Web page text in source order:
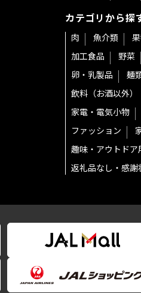
カテゴリから探
肉 魚介類
加工食品
野菜
卵・乳製品
麺
飲料（お酒以外）
家電・電気小物
ファッション
趣味・アウトドア
返礼品なし・感謝